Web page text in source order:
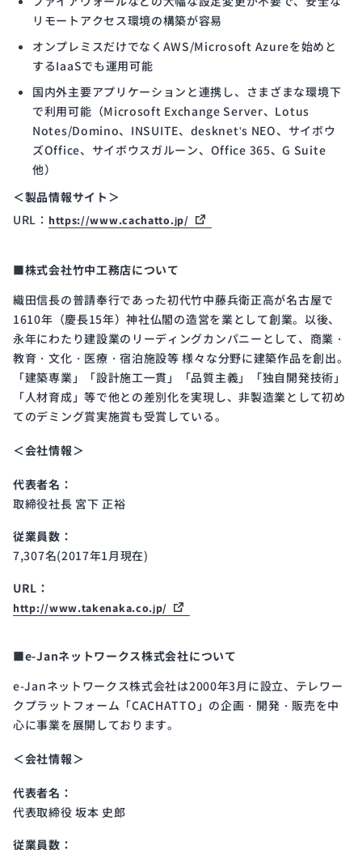
リモートアクセス環境の構築が容易
オンプレミスだけでなくAWS/Microsoft Azureを始めと
するIaaSでも運用可能
国内外主要アプリケーションと連携し、さまざまな環境下
で利用可能（Microsoft Exchange Server、Lotus
Notes/Domino、INSUITE、desknet's NEO、サイボウ
ズOffice、サイボウスガルーン、Office 365、G Suite
他）
＜製品情報サイト＞
URL： https://www.cachatto.jp/
■株式会社竹中工務店について
織田信長の普請奉行であった初代竹中藤兵衛正高が名古屋で
1610年（慶長15年）神社仏閣の造営を業として創業。以後、
永年にわたり建設業のリーディングカンパニーとして、商業・
教育・文化・医療・宿泊施設等 様々な分野に建築作品を創出。
「建築専業」「設計施工一貫」「品質主義」「独自開発技術」
「人材育成」等で他との差別化を実現し、非製造業として初め
てのデミング賞実施賞も受賞している。
＜会社情報＞
代表者名：
取締役社長 宮下 正裕
従業員数：
7,307名(2017年1月現在)
URL：
http://www.takenaka.co.jp/
■e-Janネットワークス株式会社について
e-Janネットワークス株式会社は2000年3月に設立、テレワー
クプラットフォーム「CACHATTO」の企画・開発・販売を中
心に事業を展開しております。
＜会社情報＞
代表者名：
代表取締役 坂本 史郎
従業員数：